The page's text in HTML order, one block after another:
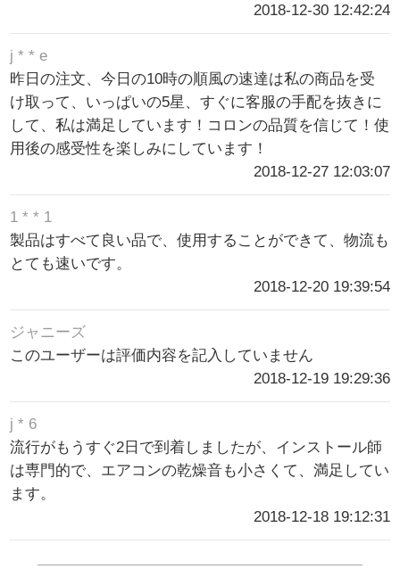
2018-12-30 12:42:24
j * * e
昨日の注文、今日の10時の順風の速達は私の商品を受
け取って、いっぱいの5星、すぐに客服の手配を抜きに
して、私は満足しています！コロンの品質を信じて！使
用後の感受性を楽しみにしています！
2018-12-27 12:03:07
1 * * 1
製品はすべて良い品で、使用することができて、物流も
とても速いです。
2018-12-20 19:39:54
ジャニーズ
このユーザーは評価内容を記入していません
2018-12-19 19:29:36
j * 6
流行がもうすぐ2日で到着しましたが、インストール師
は専門的で、エアコンの乾燥音も小さくて、満足してい
ます。
2018-12-18 19:12:31